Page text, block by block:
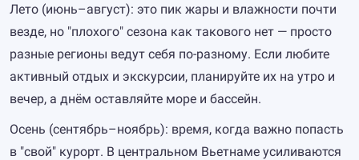
Лето (июнь–август): это пик жары и влажности почти
везде, но "плохого" сезона как такового нет — просто
разные регионы ведут себя по-разному. Если любите
активный отдых и экскурсии, планируйте их на утро и
вечер, а днём оставляйте море и бассейн.
Осень (сентябрь–ноябрь): время, когда важно попасть
в "свой" курорт. В центральном Вьетнаме усиливаются